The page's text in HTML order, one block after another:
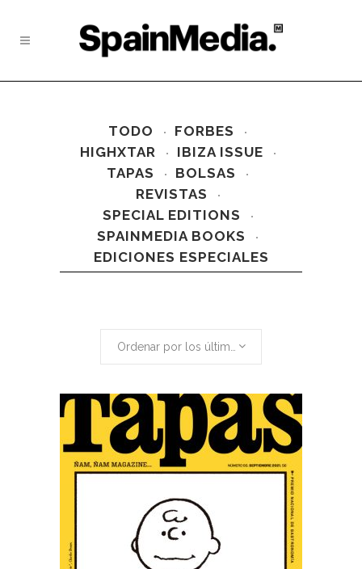
TODO
FORBES
HIGHXTAR
IBIZA ISSUE
TAPAS
BOLSAS
REVISTAS
SPECIAL EDITIONS
SPAINMEDIA BOOKS
EDICIONES ESPECIALES